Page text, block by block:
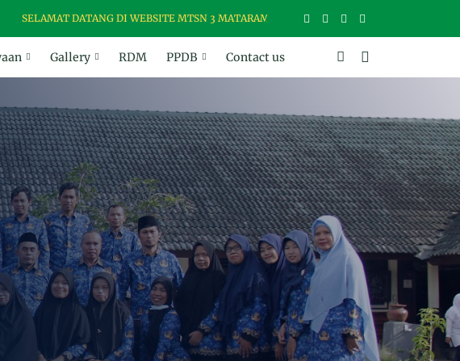
DATANG DI WEBSITE MTSN 3 MATARAM, MADRASAH USWAH (UNGGUL, SANTUN,
Gallery RDM PPDB Contact us